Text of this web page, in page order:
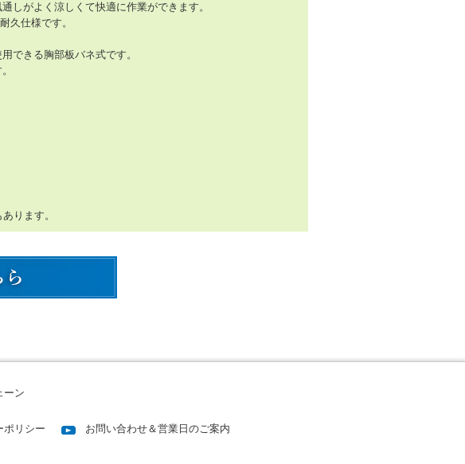
しがよく涼しくて快適に作業ができます。
久仕様です。
できる胸部板バネ式です。
あります。
ーン
ポリシー お問い合わせ＆営業日のご案内